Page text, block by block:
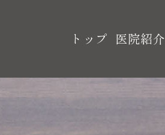
トップ 医院紹介